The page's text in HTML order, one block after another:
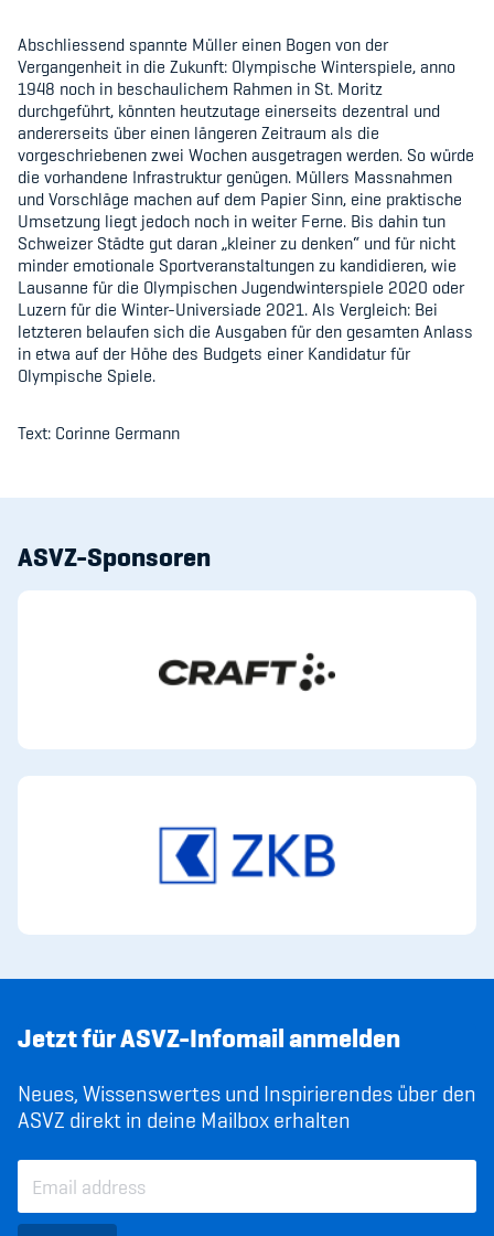
Mitgliedervereine
Sponsoren und Partner
Netzwerk
Abschliessend spannte Müller einen Bogen von der
Vergangenheit in die Zukunft: Olympische Winterspiele, anno
1948 noch in beschaulichem Rahmen in St. Moritz
durchgeführt, könnten heutzutage einerseits dezentral und
andererseits über einen längeren Zeitraum als die
vorgeschriebenen zwei Wochen ausgetragen werden. So würde
die vorhandene Infrastruktur genügen. Müllers Massnahmen
und Vorschläge machen auf dem Papier Sinn, eine praktische
Umsetzung liegt jedoch noch in weiter Ferne. Bis dahin tun
Schweizer Städte gut daran „kleiner zu denken“ und für nicht
minder emotionale Sportveranstaltungen zu kandidieren, wie
Lausanne für die Olympischen Jugendwinterspiele 2020 oder
Luzern für die Winter-Universiade 2021. Als Vergleich: Bei
letzteren belaufen sich die Ausgaben für den gesamten Anlass
in etwa auf der Höhe des Budgets einer Kandidatur für
Olympische Spiele.
Text: Corinne Germann
ASVZ-Sponsoren
Jetzt für ASVZ-Infomail anmelden
Neues, Wissenswertes und Inspirierendes über den
ASVZ direkt in deine Mailbox erhalten